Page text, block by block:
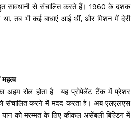
सावधानी से संचालित करते हैं। 1960 के दशक
था, तब भी कई बाधाएं आई थीं, और मिशन में देरी
महत्व
अहम रोल होता है। यह प्रोपेलेंट टैंक में प्रेशर
संचालित करने में मदद करता है। अब एलएलएस
को मरम्मत के लिए व्हीकल असेंबली बिल्डिंग में